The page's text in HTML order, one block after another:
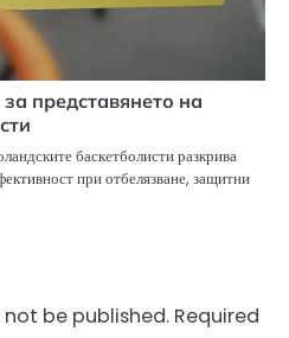
представянето на
баскетболисти разкрива
при отбелязване, защитни
be published. Required